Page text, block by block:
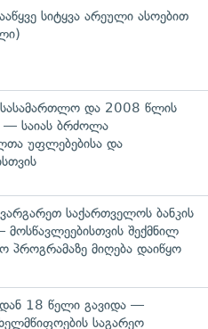
სიტყვა არეული ასოებით
სასამართლო და 2008 წლის
— საიას ბრძოლა
უფლებებისა და
საქართველოს ბანკის
მოსწავლეებისთვის შექმნილ
პროგრამაზე მიღება დაიწყო
18 წელი გავიდა —
საგარეო